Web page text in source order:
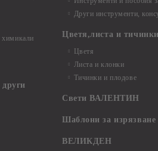
Други инструменти,
Цветя,листа и тичинки
Цветя
Листа и клонки
Тичинки и плодове
Свети ВАЛЕНТИН
Шаблони за изрязване
ВЕЛИКДЕН